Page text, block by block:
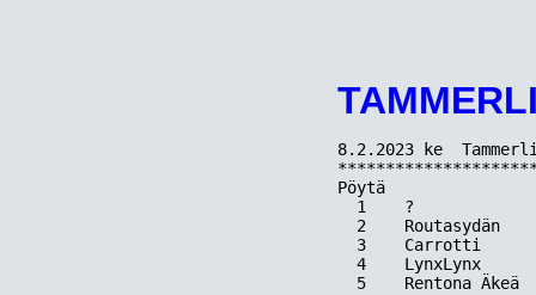
8.2.2023 ke
Pöytä
1    ?
2    Routasydän
3    Carrotti
4    LynxLynx
5    Rentona Äkeä